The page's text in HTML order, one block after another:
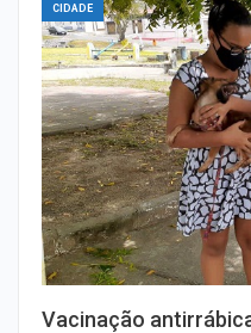
CIDADE
Vacinação